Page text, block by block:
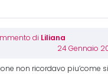
di Liliana
24 Gennaio
non ricordavo piu’come